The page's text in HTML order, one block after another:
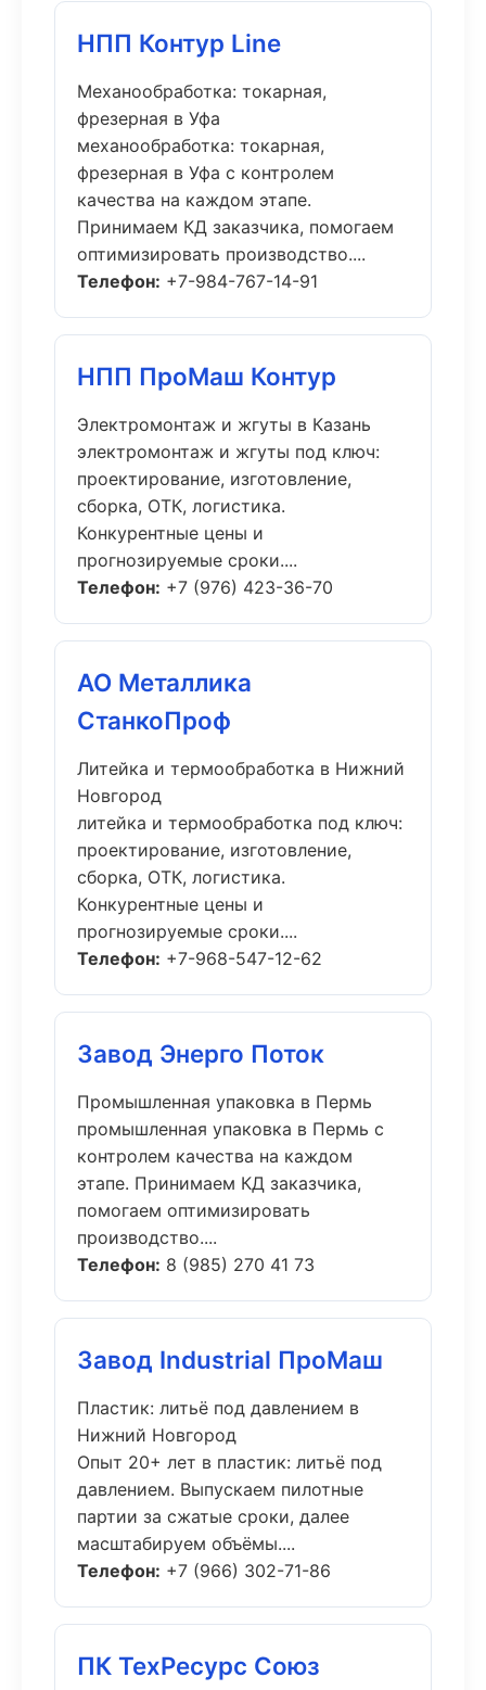
НПП Контур Line
Механообработка: токарная,
фрезерная в Уфа
механообработка: токарная,
фрезерная в Уфа с контролем
качества на каждом этапе.
Принимаем КД заказчика, помогаем
оптимизировать производство....
Телефон: +7-984-767-14-91
НПП ПроМаш Контур
Электромонтаж и жгуты в Казань
электромонтаж и жгуты под ключ:
проектирование, изготовление,
сборка, ОТК, логистика.
Конкурентные цены и
прогнозируемые сроки....
Телефон: +7 (976) 423-36-70
АО Металлика
СтанкоПроф
Литейка и термообработка в Нижний
Новгород
литейка и термообработка под ключ:
проектирование, изготовление,
сборка, ОТК, логистика.
Конкурентные цены и
прогнозируемые сроки....
Телефон: +7-968-547-12-62
Завод Энерго Поток
Промышленная упаковка в Пермь
промышленная упаковка в Пермь с
контролем качества на каждом
этапе. Принимаем КД заказчика,
помогаем оптимизировать
производство....
Телефон: 8 (985) 270 41 73
Завод Industrial ПроМаш
Пластик: литьё под давлением в
Нижний Новгород
Опыт 20+ лет в пластик: литьё под
давлением. Выпускаем пилотные
партии за сжатые сроки, далее
масштабируем объёмы....
Телефон: +7 (966) 302-71-86
ПК ТехРесурс Союз